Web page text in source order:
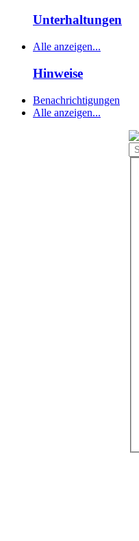
Unterhaltungen
Alle anzeigen...
Hinweise
Benachrichtigungen
Alle anzeigen...